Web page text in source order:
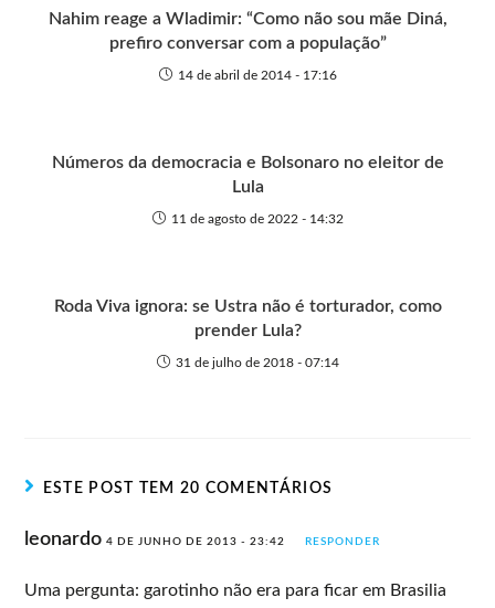
Nahim reage a Wladimir: “Como não sou mãe Diná,
prefiro conversar com a população”
14 de abril de 2014 - 17:16
Números da democracia e Bolsonaro no eleitor de
Lula
11 de agosto de 2022 - 14:32
Roda Viva ignora: se Ustra não é torturador, como
prender Lula?
31 de julho de 2018 - 07:14
ESTE POST TEM 20 COMENTÁRIOS
leonardo4 DE JUNHO DE 2013 - 23:42 RESPONDER
Uma pergunta: garotinho não era para ficar em Brasilia